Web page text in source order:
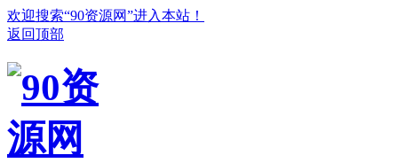
欢迎搜索“90资源网”进入本站！
返回顶部